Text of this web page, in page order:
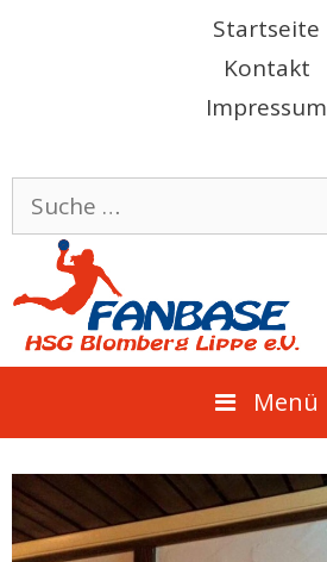
Startseite
Kontakt
Impressum
Suche
nach:
Menü